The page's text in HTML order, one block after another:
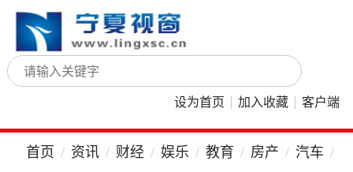
设为首页 加入收藏 客户端
首页 资讯 财经 娱乐 教育 房产 汽车